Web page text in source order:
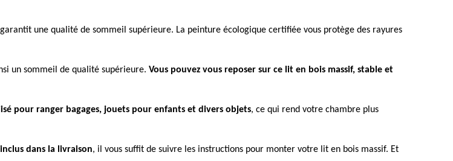
une qualité de sommeil supérieure. La peinture écologique certifiée vous protège des rayures
un sommeil de qualité supérieure. Vous pouvez vous reposer sur ce lit en bois massif, stable et
pour ranger bagages, jouets pour enfants et divers objets, ce qui rend votre chambre plus
dans la livraison, il vous suffit de suivre les instructions pour monter votre lit en bois massif. Et